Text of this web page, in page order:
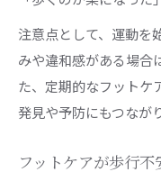
注意点として、運動を
みや違和感がある場合
た、定期的なフットケ
発見や予防にもつなが
フットケアが歩行